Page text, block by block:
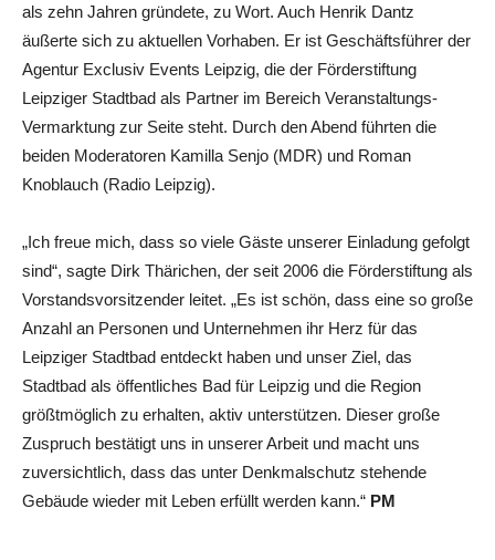
als zehn Jahren gründete, zu Wort. Auch Henrik Dantz
äußerte sich zu aktuellen Vorhaben. Er ist Geschäftsführer der
Agentur Exclusiv Events Leipzig, die der Förderstiftung
Leipziger Stadtbad als Partner im Bereich Veranstaltungs-
Vermarktung zur Seite steht. Durch den Abend führten die
beiden Moderatoren Kamilla Senjo (MDR) und Roman
Knoblauch (Radio Leipzig).
„Ich freue mich, dass so viele Gäste unserer Einladung gefolgt
sind“, sagte Dirk Thärichen, der seit 2006 die Förderstiftung als
Vorstandsvorsitzender leitet. „Es ist schön, dass eine so große
Anzahl an Personen und Unternehmen ihr Herz für das
Leipziger Stadtbad entdeckt haben und unser Ziel, das
Stadtbad als öffentliches Bad für Leipzig und die Region
größtmöglich zu erhalten, aktiv unterstützen. Dieser große
Zuspruch bestätigt uns in unserer Arbeit und macht uns
zuversichtlich, dass das unter Denkmalschutz stehende
Gebäude wieder mit Leben erfüllt werden kann.“ PM